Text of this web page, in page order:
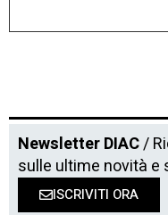
Newsletter DIAC/
sulle ultime novità e
ISCRIVITI ORA